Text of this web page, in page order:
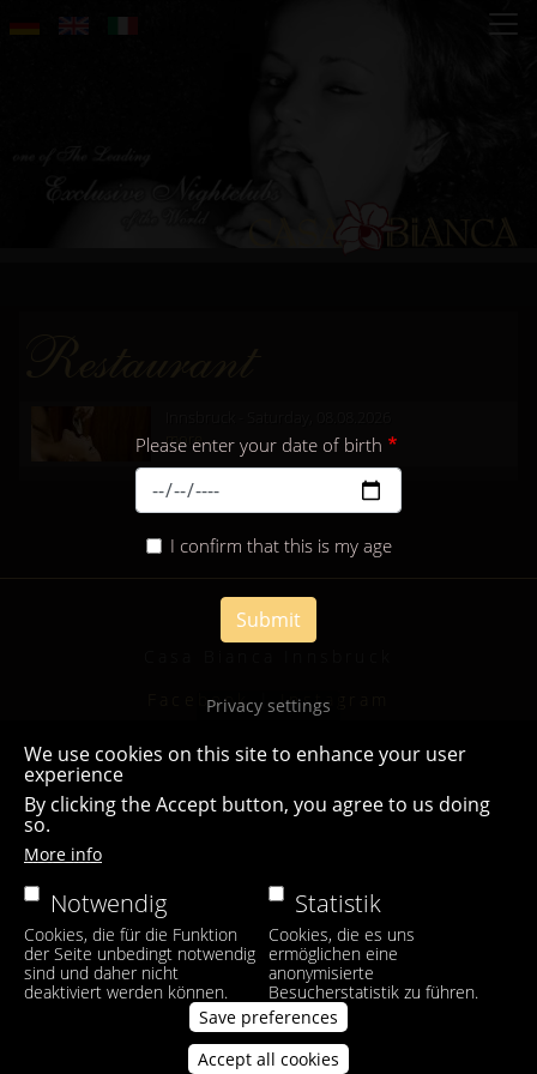
Please enter your date of birth
I confirm that this is my age
Submit
more...
Facebook|Instagram
Privacy settings
We use cookies on this site to enhance your user
experience
By clicking the Accept button, you agree to us doing
so.
More info
Notwendig
Cookies, die für die Funktion
der Seite unbedingt notwendig
sind und daher nicht
deaktiviert werden können.
Statistik
Cookies, die es uns
ermöglichen eine
anonymisierte
Besucherstatistik zu führen.
Save preferences
Accept all cookies